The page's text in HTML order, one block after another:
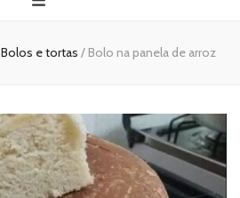
Bolos e tortas / Bolo na panela de arroz